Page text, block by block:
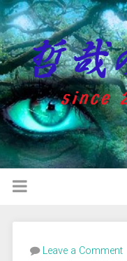
Leave a Comment